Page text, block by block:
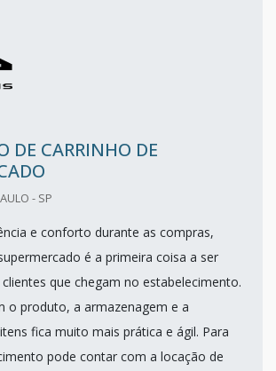
DE CARRINHO DE
- SP
e conforto durante as compras,
é a primeira coisa a ser
que chegam no estabelecimento.
o produto, a armazenagem e a
fica muito mais prática e ágil. Para
pode contar com a locação de